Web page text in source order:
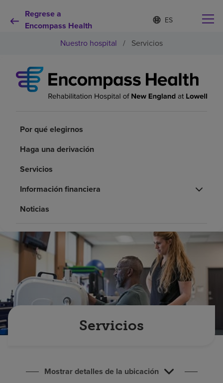
Regrese a
Encompass Health
Lista
de
idiomas
contraída
d
o
s
e
e
Por qué debe elegirnos
Pacientes y cuidadores
Recursos de salud
Buscar un centro
Empleos
Pagar mi factura
Nuestro hospital / Servicios
Por qué elegirnos
Haga una derivación
Servicios
Información financiera
Noticias
Servicios
Mostrar detalles de la ubicación